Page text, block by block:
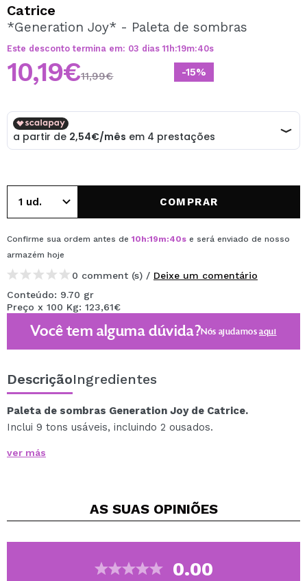
Ao criar uma conta no Maquibeauty.pt pode fazer as suas
compras rapidamente, verificar o estado das suas
Catrice
*Generation Joy* - Paleta de sombras
Este desconto termina em: 03 dias 11 h:19m:40s
-15%
10,19€11,99€
COMPRAR
Confirme sua ordem antes de 10h:19m:40s e será enviado de nosso
armazém hoje
0 comment (s) / Deixe um comentário
Conteúdo: 9.70 gr
Preço x 100 Kg: 123,61€
Você tem alguma dúvida?Nós ajudamosaqui
DescriçãoIngredientes
Paleta de sombras Generation Joy de Catrice.
Inclui 9 tons usáveis, incluindo 2 ousados.
e metálico, para elevar seus looks a outro nível.
ver más
AS SUAS OPINIÕES
0.00